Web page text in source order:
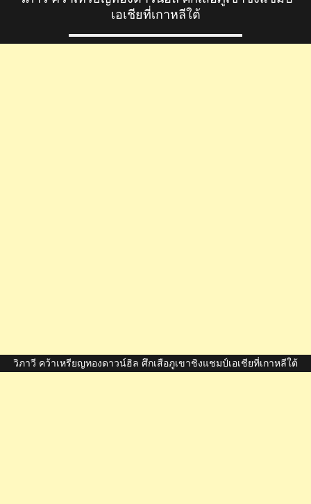
เอเชียที่เกาหลีใต้
วิภาวี คว้าเหรียญทองดาวน์ฮิล ศึกเสือภูเขาชิงแชมป์เอเชียที่เกาหลีใต้